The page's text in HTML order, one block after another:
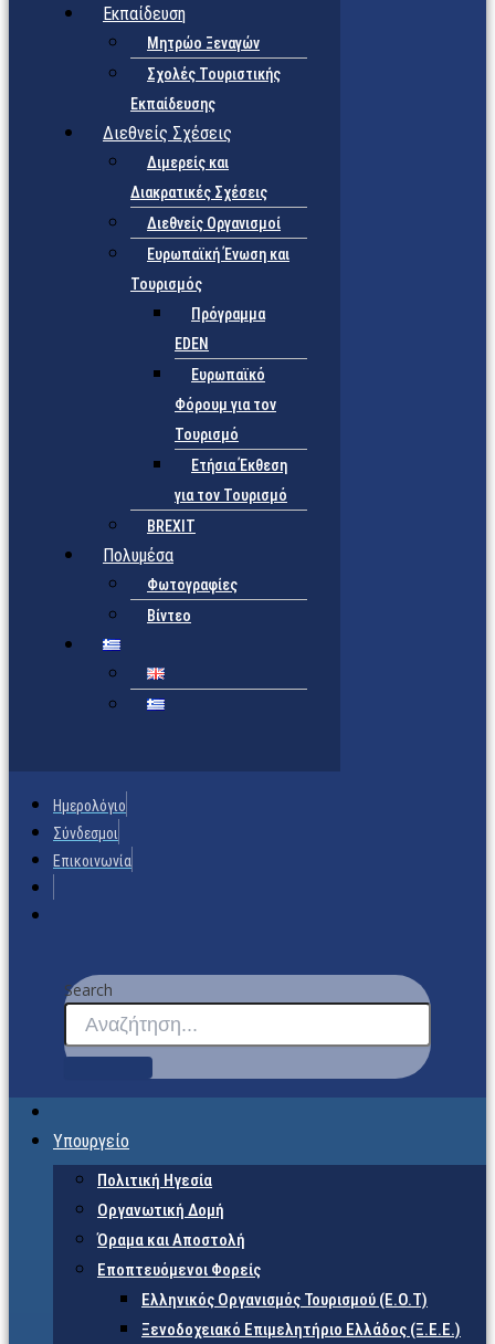
Εκπαίδευση
Μητρώο Ξεναγών
Σχολές Τουριστικής
Εκπαίδευσης
Διεθνείς Σχέσεις
Διμερείς και
Διακρατικές Σχέσεις
Διεθνείς Οργανισμοί
Ευρωπαϊκή Ένωση και
Τουρισμός
Πρόγραμμα
EDEN
Ευρωπαϊκό
Φόρουμ για τον
Τουρισμό
Ετήσια Έκθεση
για τον Τουρισμό
BREXIT
Πολυμέσα
Φωτογραφίες
Βίντεο
Ημερολόγιο
Σύνδεσμοι
Επικοινωνία
Search
Υπουργείο
Πολιτική Ηγεσία
Οργανωτική Δομή
Όραμα και Αποστολή
Εποπτευόμενοι Φορείς
Eλληνικός Οργανισμός Τουρισμού (Ε.Ο.Τ)
Ξενοδοχειακό Επιμελητήριο Ελλάδος (Ξ.Ε.Ε.)